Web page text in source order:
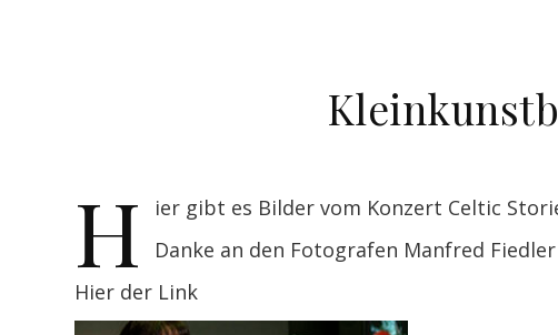
H
ier gibt es Bilder vom Konzert Celtic
Danke an den Fotografen Manfred
Hier der Link